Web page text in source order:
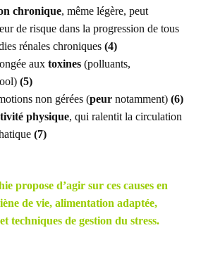
chronique, même légère, peut
de risque dans la progression de tous
rénales chroniques (4)
aux toxines (polluants,
(5)
non gérées (peur notamment) (6)
physique, qui ralentit la circulation
(7)
propose d’agir sur ces causes en
de vie, alimentation adaptée,
techniques de gestion du stress.